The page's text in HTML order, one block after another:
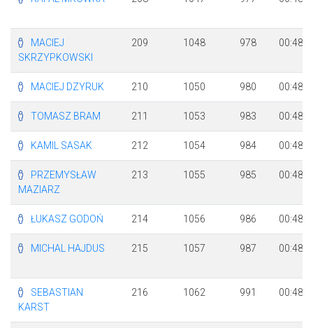
MACIEJ
SKRZYPKOWSKI
209 1048 978
MACIEJ DZYRUK 210 1050 980
TOMASZ BRAM 211 1053 983
KAMIL SASAK 212 1054 984
PRZEMYSŁAW
MAZIARZ
213 1055 985
ŁUKASZ GODOŃ 214 1056 986
MICHAL HAJDUS 215 1057 987
SEBASTIAN
KARST
216 1062 991